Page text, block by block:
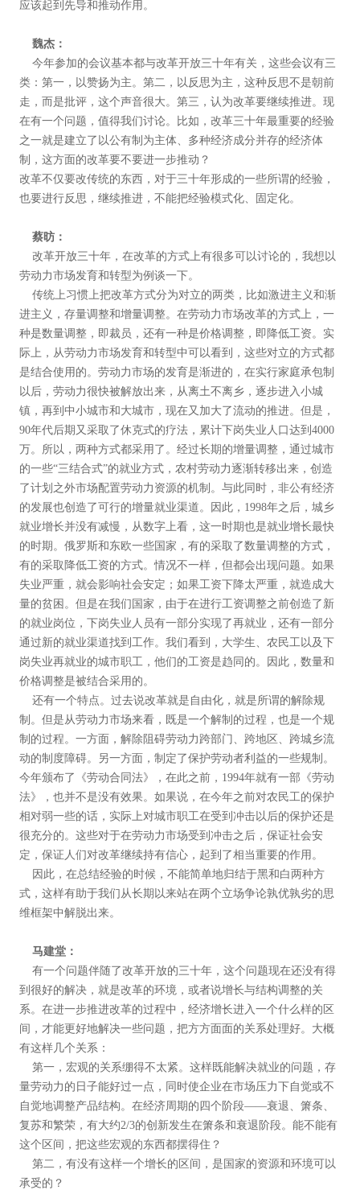
应该起到先导和推动作用。
魏杰：
今年参加的会议基本都与改革开放三十年有关，这些会议有三
类：第一，以赞扬为主。第二，以反思为主，这种反思不是朝前
走，而是批评，这个声音很大。第三，认为改革要继续推进。现
在有一个问题，值得我们讨论。比如，改革三十年最重要的经验
之一就是建立了以公有制为主体、多种经济成分并存的经济体
制，这方面的改革要不要进一步推动？
改革不仅要改传统的东西，对于三十年形成的一些所谓的经验，
也要进行反思，继续推进，不能把经验模式化、固定化。
蔡昉：
改革开放三十年，在改革的方式上有很多可以讨论的，我想以
劳动力市场发育和转型为例谈一下。
传统上习惯上把改革方式分为对立的两类，比如激进主义和渐
进主义，存量调整和增量调整。在劳动力市场改革的方式上，一
种是数量调整，即裁员，还有一种是价格调整，即降低工资。实
际上，从劳动力市场发育和转型中可以看到，这些对立的方式都
是结合使用的。劳动力市场的发育是渐进的，在实行家庭承包制
以后，劳动力很快被解放出来，从离土不离乡，逐步进入小城
镇，再到中小城市和大城市，现在又加大了流动的推进。但是，
90年代后期又采取了休克式的疗法，累计下岗失业人口达到4000
万。所以，两种方式都采用了。经过长期的增量调整，通过城市
的一些“三结合式”的就业方式，农村劳动力逐渐转移出来，创造
了计划之外市场配置劳动力资源的机制。与此同时，非公有经济
的发展也创造了可行的增量就业渠道。因此，1998年之后，城乡
就业增长并没有减慢，从数字上看，这一时期也是就业增长最快
的时期。俄罗斯和东欧一些国家，有的采取了数量调整的方式，
有的采取降低工资的方式。情况不一样，但都会出现问题。如果
失业严重，就会影响社会安定；如果工资下降太严重，就造成大
量的贫困。但是在我们国家，由于在进行工资调整之前创造了新
的就业岗位，下岗失业人员有一部分实现了再就业，还有一部分
通过新的就业渠道找到工作。我们看到，大学生、农民工以及下
岗失业再就业的城市职工，他们的工资是趋同的。因此，数量和
价格调整是被结合采用的。
还有一个特点。过去说改革就是自由化，就是所谓的解除规
制。但是从劳动力市场来看，既是一个解制的过程，也是一个规
制的过程。一方面，解除阻碍劳动力跨部门、跨地区、跨城乡流
动的制度障碍。另一方面，制定了保护劳动者利益的一些规制。
今年颁布了《劳动合同法》，在此之前，1994年就有一部《劳动
法》，也并不是没有效果。如果说，在今年之前对农民工的保护
相对弱一些的话，实际上对城市职工在受到冲击以后的保护还是
很充分的。这些对于在劳动力市场受到冲击之后，保证社会安
定，保证人们对改革继续持有信心，起到了相当重要的作用。
因此，在总结经验的时候，不能简单地归结于黑和白两种方
式，这样有助于我们从长期以来站在两个立场争论孰优孰劣的思
维框架中解脱出来。
马建堂：
有一个问题伴随了改革开放的三十年，这个问题现在还没有得
到很好的解决，就是改革的环境，或者说增长与结构调整的关
系。在进一步推进改革的过程中，经济增长进入一个什么样的区
间，才能更好地解决一些问题，把方方面面的关系处理好。大概
有这样几个关系：
第一，宏观的关系绷得不太紧。这样既能解决就业的问题，存
量劳动力的日子能好过一点，同时使企业在市场压力下自觉或不
自觉地调整产品结构。在经济周期的四个阶段——衰退、箫条、
复苏和繁荣，有大约2/3的创新发生在箫条和衰退阶段。能不能有
这个区间，把这些宏观的东西都摆得住？
第二，有没有这样一个增长的区间，是国家的资源和环境可以
承受的？